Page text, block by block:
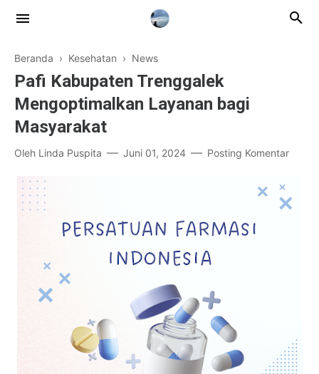
Lifestyle
Beauty
Kesehatan
Traveling
Beranda › Kesehatan › News
Pafi Kabupaten Trenggalek
Mengoptimalkan Layanan bagi
Masyarakat
Oleh Linda Puspita Juni 01, 2024 Posting Komentar